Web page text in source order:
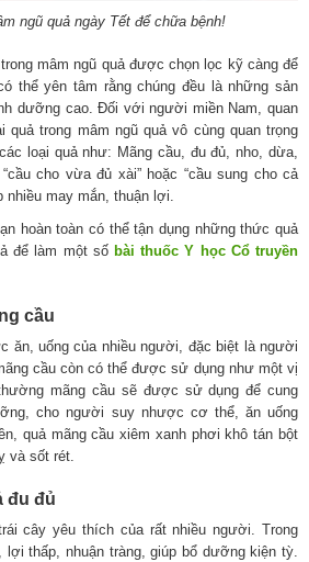
ngũ quả ngày Tết để chữa bệnh!
mâm ngũ quả được chọn lọc kỹ càng để
thể yên tâm rằng chúng đều là những sản
dưỡng cao. Đối với người miền Nam, quan
quả trong mâm ngũ quả vô cùng quan trọng
loại quả như: Mãng cầu, đu đủ, nho, dừa,
cho vừa đủ xài” hoặc “cầu sung cho cả
nhiều may mắn, thuận lợi.
hoàn toàn có thể tận dụng những thức quả
để làm một số bài thuốc Y học Cổ truyền
cầu
ăn, uống của nhiều người, đặc biệt là người
cầu còn có thể được sử dụng như một vị
mãng cầu sẽ được sử dụng để cung
cho người suy nhược cơ thể, ăn uống
quả mãng cầu xiêm xanh phơi khô tán bột
và sốt rét.
đu đủ
cây yêu thích của rất nhiều người. Trong
thấp, nhuận tràng, giúp bổ dưỡng kiện tỳ.